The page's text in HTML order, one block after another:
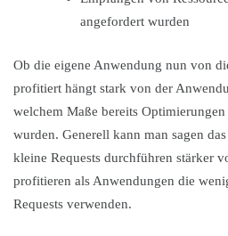
angefordert wurden
Ob die eigene Anwendung nun von
profitiert hängt stark von der
welchem Maße bereits
wurden. Generell kann man sagen
kleine Requests durchführen stärker
profitieren als Anwendungen die
Requests verwenden.